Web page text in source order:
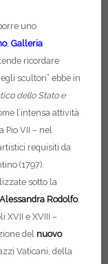
uno
, Galleria
ricordare
scultori” ebbe in
dello Stato e
l’intensa attività
Pio VII – nel
requisiti da
(1797).
sotto la
Alessandra Rodolfo,
XVII e XVIII –
del nuovo
Vaticani, della